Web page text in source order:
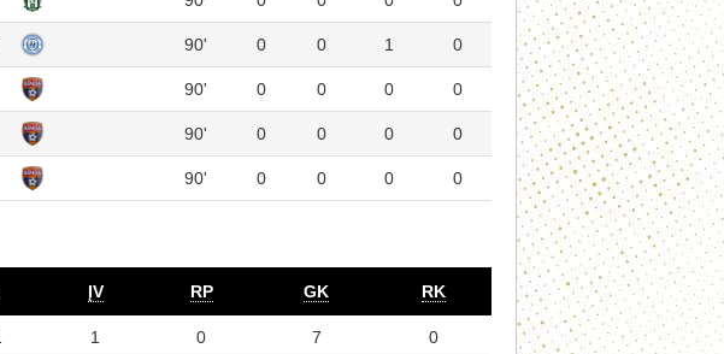
90' 0 0 1 0
90' 0 0 0 0
90' 0 0 0 0
90' 0 0 0 0
ĮV RP GK RK
1 0 7 0